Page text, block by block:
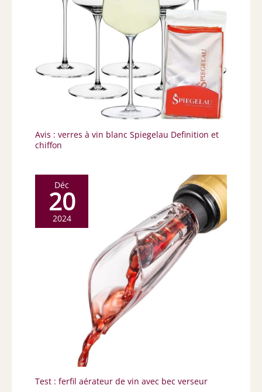
Avis : verres à vin blanc Spiegelau Definition et
chiffon
Déc
20
2024
Test : ferfil aérateur de vin avec bec verseur